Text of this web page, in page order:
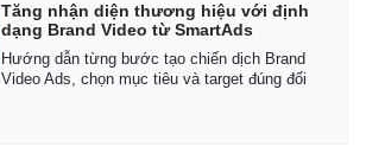
Tăng nhận diện thương hiệu với định
dạng Brand Video từ SmartAds
Hướng dẫn từng bước tạo chiến dịch Brand
Video Ads, chọn mục tiêu và target đúng đối